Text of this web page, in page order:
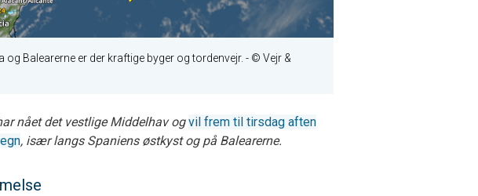
og Balearerne er der kraftige byger og tordenvejr. - © Vejr &
nået det vestlige Middelhav ogvil frem til tirsdag aften
, især langs Spaniens østkyst og på Balearerne.